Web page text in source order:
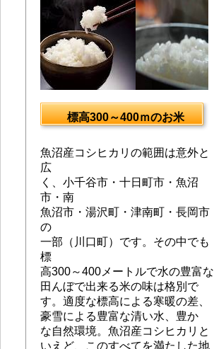
標高300～400ｍのお米
魚沼産コシヒカリの範囲は意外と
広
く、小千谷市・十日町市・魚沼
市・南
魚沼市・湯沢町・津南町・長岡市
の
一部（川口町）です。その中でも
標
高300～400メートルで水の豊富な
田んぼで出来る米の味は格別で
す。適度な標高による寒暖の差、
豪雪による豊富な清い水、豊か
な自然環境。魚沼産コシヒカリと
いえど、このすべてを満たした地